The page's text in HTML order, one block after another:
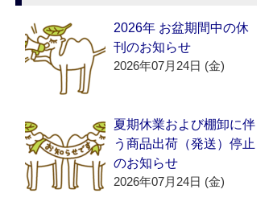
2026年 お盆期間中の休
刊のお知らせ
2026年07月24日 (金)
夏期休業および棚卸に伴
う商品出荷（発送）停止
のお知らせ
2026年07月24日 (金)